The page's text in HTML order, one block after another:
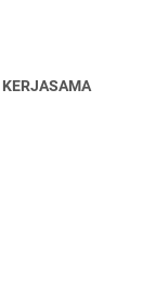
KERJASAMA